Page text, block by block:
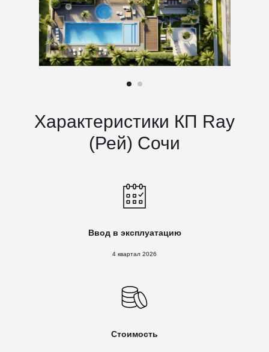
Характеристики КП Ray
(Рей) Сочи
Ввод в эксплуатацию
4 квартал 2026
Стоимость